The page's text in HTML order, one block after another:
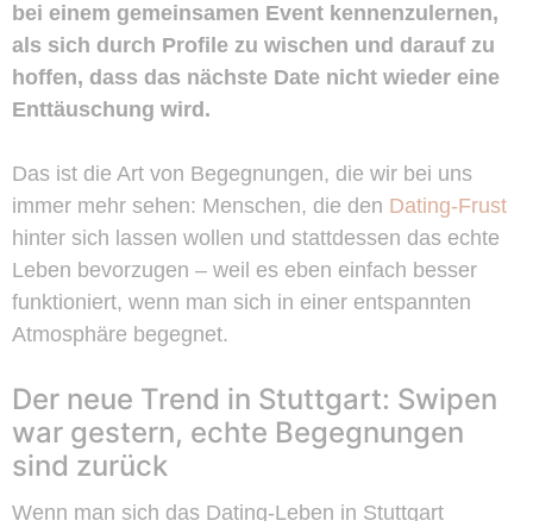
bei einem gemeinsamen Event kennenzulernen,
als sich durch Profile zu wischen und darauf zu
hoffen, dass das nächste Date nicht wieder eine
Enttäuschung wird.
Das ist die Art von Begegnungen, die wir bei uns
immer mehr sehen: Menschen, die den Dating-Frust
hinter sich lassen wollen und stattdessen das echte
Leben bevorzugen – weil es eben einfach besser
funktioniert, wenn man sich in einer entspannten
Atmosphäre begegnet.
Der neue Trend in Stuttgart: Swipen
war gestern, echte Begegnungen
sind zurück
Wenn man sich das Dating-Leben in Stuttgart